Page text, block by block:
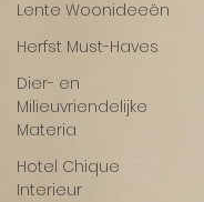
Lente Woonideeën
Herfst Must-Haves
Dier- en
Milieuvriendelijke
Materia
Hotel Chique
Interieur